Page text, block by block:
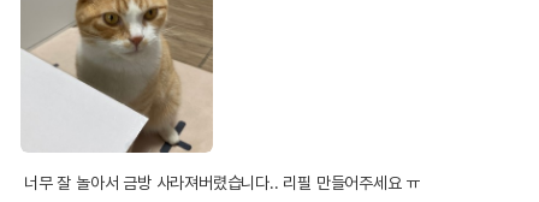
너무 잘 놀아서 금방 사라져버렸습니다.. 리필 만들어주세요 ㅠ